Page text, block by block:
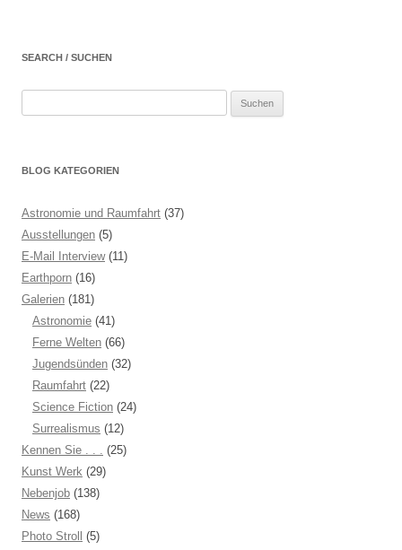
SEARCH / SUCHEN
BLOG KATEGORIEN
Astronomie und Raumfahrt (37)
Ausstellungen (5)
E-Mail Interview(11)
Earthporn (16)
Galerien (181)
Astronomie (41)
Ferne Welten (66)
Jugendsünden (32)
Raumfahrt (22)
Science Fiction (24)
Surrealismus (12)
Kennen Sie . . . (25)
Kunst Werk (29)
Nebenjob (138)
News (168)
Photo Stroll
(5)